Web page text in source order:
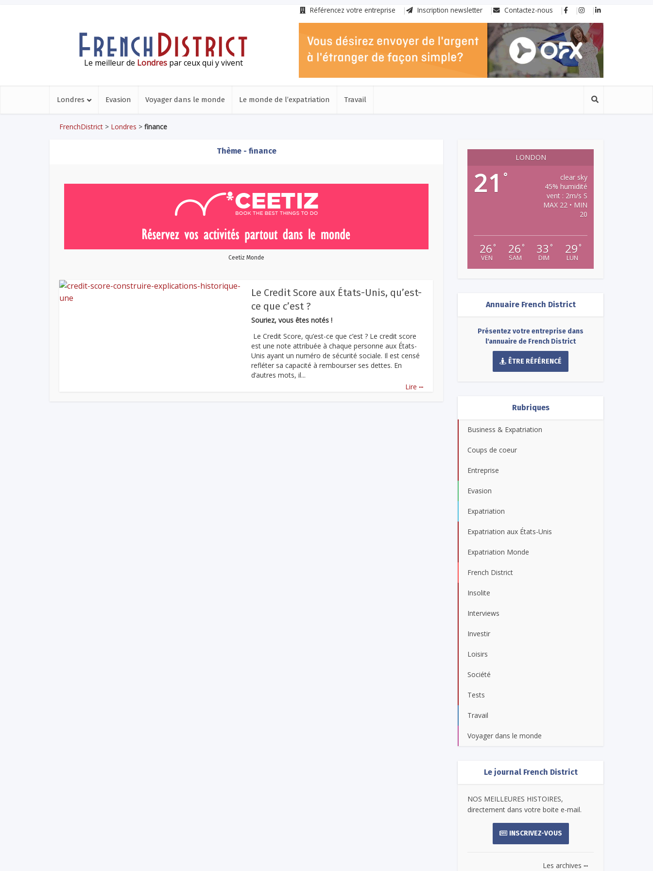
Référencez votre entreprise Inscription newsletter Contactez-nous
Le meilleur de Londrespar ceux qui y vivent
Londres Evasion Voyager dans le monde Le monde de l’expatriation Travail
FrenchDistrict > Londres > finance
Thème - finance
Ceetiz Monde
Le Credit Score aux États-Unis, qu’est-
ce que c’est ?
Souriez, vous êtes notés !
Le Credit Score, qu’est-ce que c’est ? Le credit score
est une note attribuée à chaque personne aux États-
Unis ayant un numéro de sécurité sociale. Il est censé
refléter sa capacité à rembourser ses dettes. En
d’autres mots, il...
Lire ...
LONDON
21 °
clear sky
45% humidité
vent : 2m/s S
MAX 22 • MIN
20
26 °
VEN
26 °
SAM
33 °
DIM
29 °
LUN
Annuaire French District
Présentez votre entreprise dans
l'annuaire de French District
ÊTRE RÉFÉRENCÉ
Rubriques
Business & Expatriation
Coups de coeur
Entreprise
Evasion
Expatriation
Expatriation aux États-Unis
Expatriation Monde
French District
Insolite
Interviews
Investir
Loisirs
Société
Tests
Travail
Voyager dans le monde
Le journal French District
NOS MEILLEURES HISTOIRES,
directement dans votre boite e-mail.
INSCRIVEZ-VOUS
Les archives ...